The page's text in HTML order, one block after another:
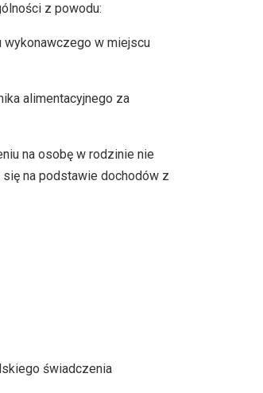
z powodu:
wykonawczego w miejscu
alimentacyjnego za
na osobę w rodzinie nie
na podstawie dochodów z
świadczenia